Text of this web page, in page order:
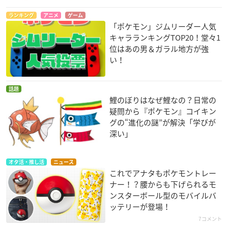
1.「ラブラリー バイ フェイラー店舗販売事前LINE抽選アカウ
ント」を友だち登録。
2.抽選受付期間になったら、抽選申込メッセージが配信されま
す。同時に引換可能店舗リストが同時配信されるので、希望店
舗を選択していただきます。
3.タップ後、表示されるお申込み画面で、お客様情報の入力・
希望商品を選択。​
当日販売（公式オンラインショップ）
フェイラー公式オンラインショップでは抽選は行わず、2023年
10月20日（金）正午に発売されます。
※発売時間は多少前後する場合があります。
※アクセス集中の際は、入場を制限させていただく場合があり
ます。待ち人数・待ち時間が表示され、順次ご入場いただけま
すが、入場時に商品のご購入を確約するものではありませんの
で、ご了承願います。
※オンラインショップでは、フェイラー公式オンラインショッ
プ以外のサイトでの販売はありません。
ランキング アニメ ゲーム
「ポケモン」ジムリーダー人気
キャラランキングTOP20！堂々1
位はあの男＆ガラル地方が強
い！
話題
鯉のぼりはなぜ鯉なの？日常の
疑問から『ポケモン』コイキン
グの“進化の謎”が解決「学びが
深い」
オタ活・推し活 ニュース
これでアナタもポケモントレー
ナー！？腰からも下げられるモ
ンスターボール型のモバイルバ
ッテリーが登場！
7コメント